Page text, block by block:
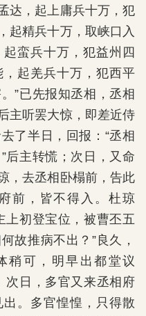
达，起上庸兵十万，犯
起精兵十万，取峡口入
蛮兵十万，犯益州四
起羌兵十万，犯西平
”已先报知丞相，丞相
主听罢大惊，即差近侍
了半日，回报：“丞相
后主转慌；次日，又命
，去丞相卧榻前，告此
前，皆不得入。杜琼
上初登宝位，被曹丕五
故推病不出？”良久，
稍可，明早出都堂议
次日，多官又来丞相府
。多官惶惶，只得散